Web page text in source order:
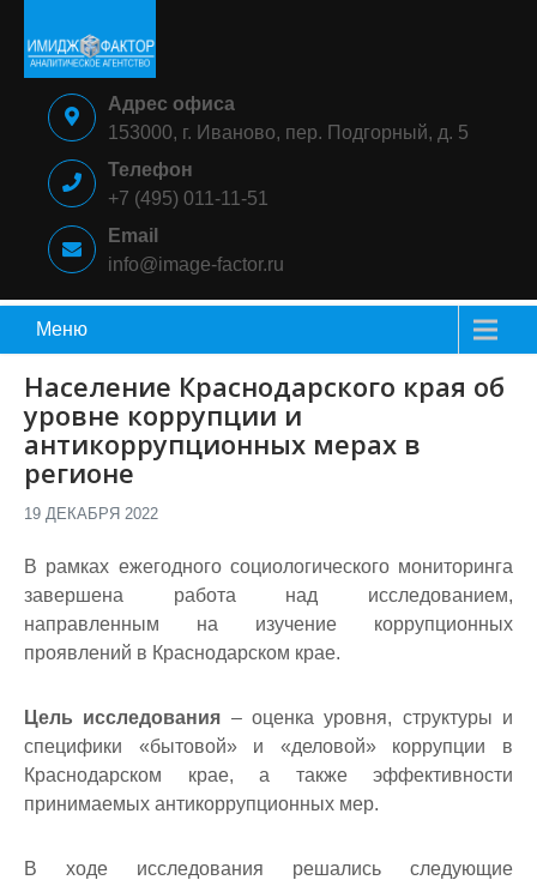
content
ИМИДЖ-
ФАКТОР
Аналитическое
агентство
Адрес офиса
153000, г. Иваново, пер. Подгорный, д. 5
Телефон
+7 (495) 011-11-51
Email
info@image-factor.ru
Меню
Население Краснодарского края об
уровне коррупции и
антикоррупционных мерах в
регионе
19 ДЕКАБРЯ 2022
В рамках ежегодного социологического мониторинга
завершена работа над исследованием,
направленным на изучение коррупционных
проявлений в Краснодарском крае.
Цель исследования –оценка уровня, структуры и
специфики «бытовой» и «деловой» коррупции в
Краснодарском крае, а также эффективности
принимаемых антикоррупционных мер.
В ходе исследования решались следующие